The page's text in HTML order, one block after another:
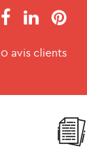
0 avis clients